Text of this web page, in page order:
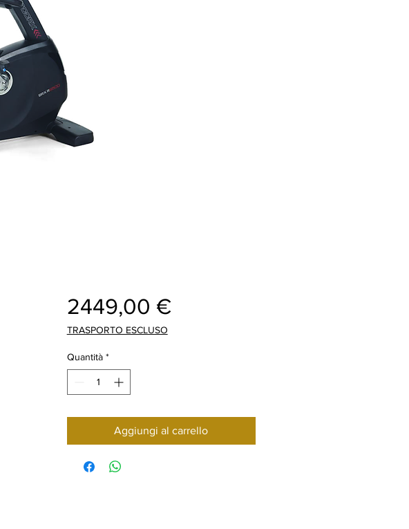
2449,00 €Prezzo
TRASPORTO ESCLUSO
Quantità *
Aggiungi al carrello